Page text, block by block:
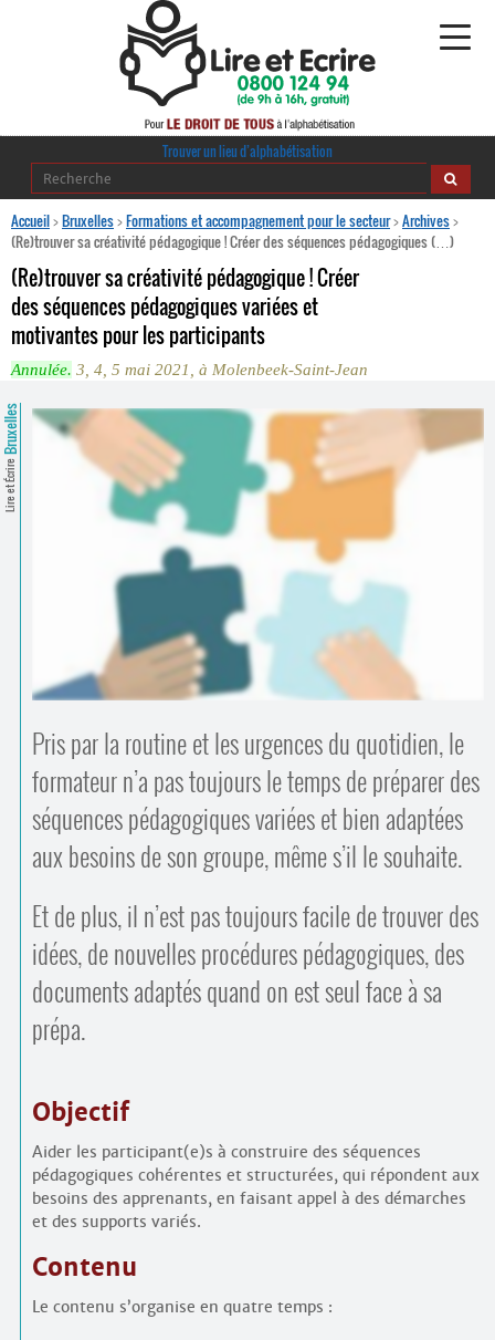
Alphabétisation
Publications
Ressources pédagogiques
Comprendre et parler
Bienvenue en Belgique
Espace presse
Trouver un lieu d’alphabétisation
Trouver un lieu d’alphabétisation
Accueil>Bruxelles>Formations et accompagnement pour le secteur>Archives>
(Re)trouver sa créativité pédagogique ! Créer des séquences pédagogiques (…)
(Re)trouver sa créativité pédagogique ! Créer
des séquences pédagogiques variées et
motivantes pour les participants
Annulée. 3, 4, 5 mai 2021, à Molenbeek-Saint-Jean
Lire et Écrire
Bruxelles
Pris par la routine et les urgences du quotidien, le
formateur n’a pas toujours le temps de préparer des
séquences pédagogiques variées et bien adaptées
aux besoins de son groupe, même s’il le souhaite.
Et de plus, il n’est pas toujours facile de trouver des
idées, de nouvelles procédures pédagogiques, des
documents adaptés quand on est seul face à sa
prépa.
Objectif
Aider les participant(e)s à construire des séquences
pédagogiques cohérentes et structurées, qui répondent aux
besoins des apprenants, en faisant appel à des démarches
et des supports variés.
Contenu
Le contenu s’organise en quatre temps :